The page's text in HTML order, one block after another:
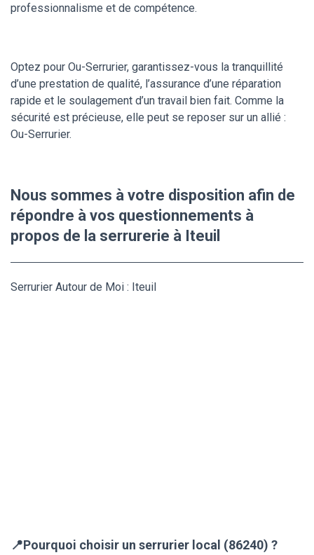
professionnalisme et de compétence.
Optez pour Ou-Serrurier, garantissez-vous la tranquillité
d’une prestation de qualité, l’assurance d’une réparation
rapide et le soulagement d’un travail bien fait. Comme la
sécurité est précieuse, elle peut se reposer sur un allié :
Ou-Serrurier.
Nous sommes à votre disposition afin de
répondre à vos questionnements à
propos de la serrurerie à Iteuil
Serrurier Autour de Moi : Iteuil
📍Pourquoi choisir un serrurier local (86240) ?